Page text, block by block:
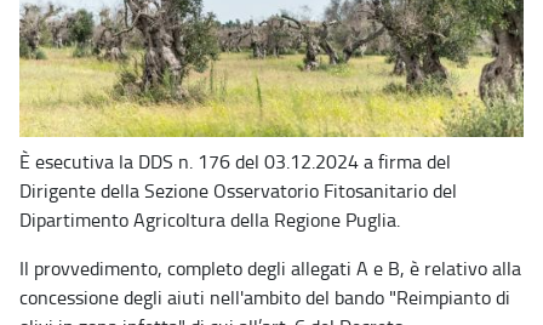
È esecutiva la DDS n. 176 del 03.12.2024 a firma del
Dirigente della Sezione Osservatorio Fitosanitario del
Dipartimento Agricoltura della Regione Puglia.
Il provvedimento, completo degli allegati A e B, è relativo alla
concessione degli aiuti nell'ambito del bando "Reimpianto di